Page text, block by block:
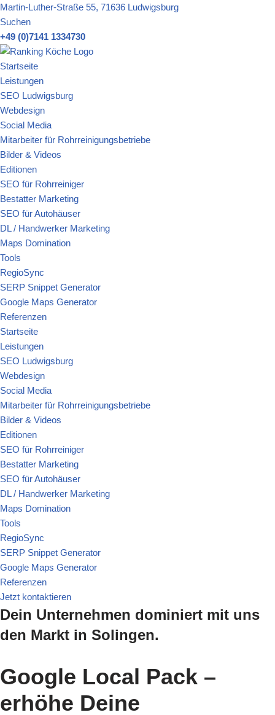
Zum
Inhalt
springen
Martin-Luther-Straße 55, 71636 Ludwigsburg
Suchen
+49 (0)7141 1334730
Startseite
Leistungen
SEO Ludwigsburg
Webdesign
Social Media
Mitarbeiter für Rohrreinigungsbetriebe
Bilder & Videos
Editionen
SEO für Rohrreiniger
Bestatter Marketing
SEO für Autohäuser
DL / Handwerker Marketing
Maps Domination
Tools
RegioSync
SERP Snippet Generator
Google Maps Generator
Referenzen
Startseite
Leistungen
SEO Ludwigsburg
Webdesign
Social Media
Mitarbeiter für Rohrreinigungsbetriebe
Bilder & Videos
Editionen
SEO für Rohrreiniger
Bestatter Marketing
SEO für Autohäuser
DL / Handwerker Marketing
Maps Domination
Tools
RegioSync
SERP Snippet Generator
Google Maps Generator
Referenzen
Jetzt kontaktieren
Dein Unternehmen dominiert mit uns
den Markt in Solingen.
Google Local Pack –
erhöhe Deine